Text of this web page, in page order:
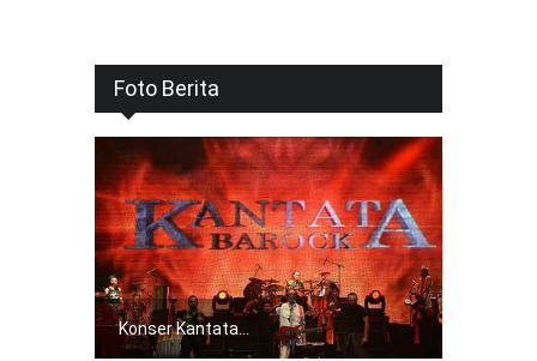
Foto Berita
Konser Kantata...